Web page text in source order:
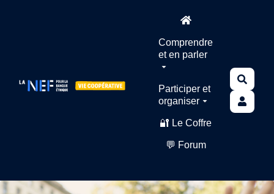
Comprendre
et en parler
Participer et
organiser
🔐 Le Coffre
💬 Forum